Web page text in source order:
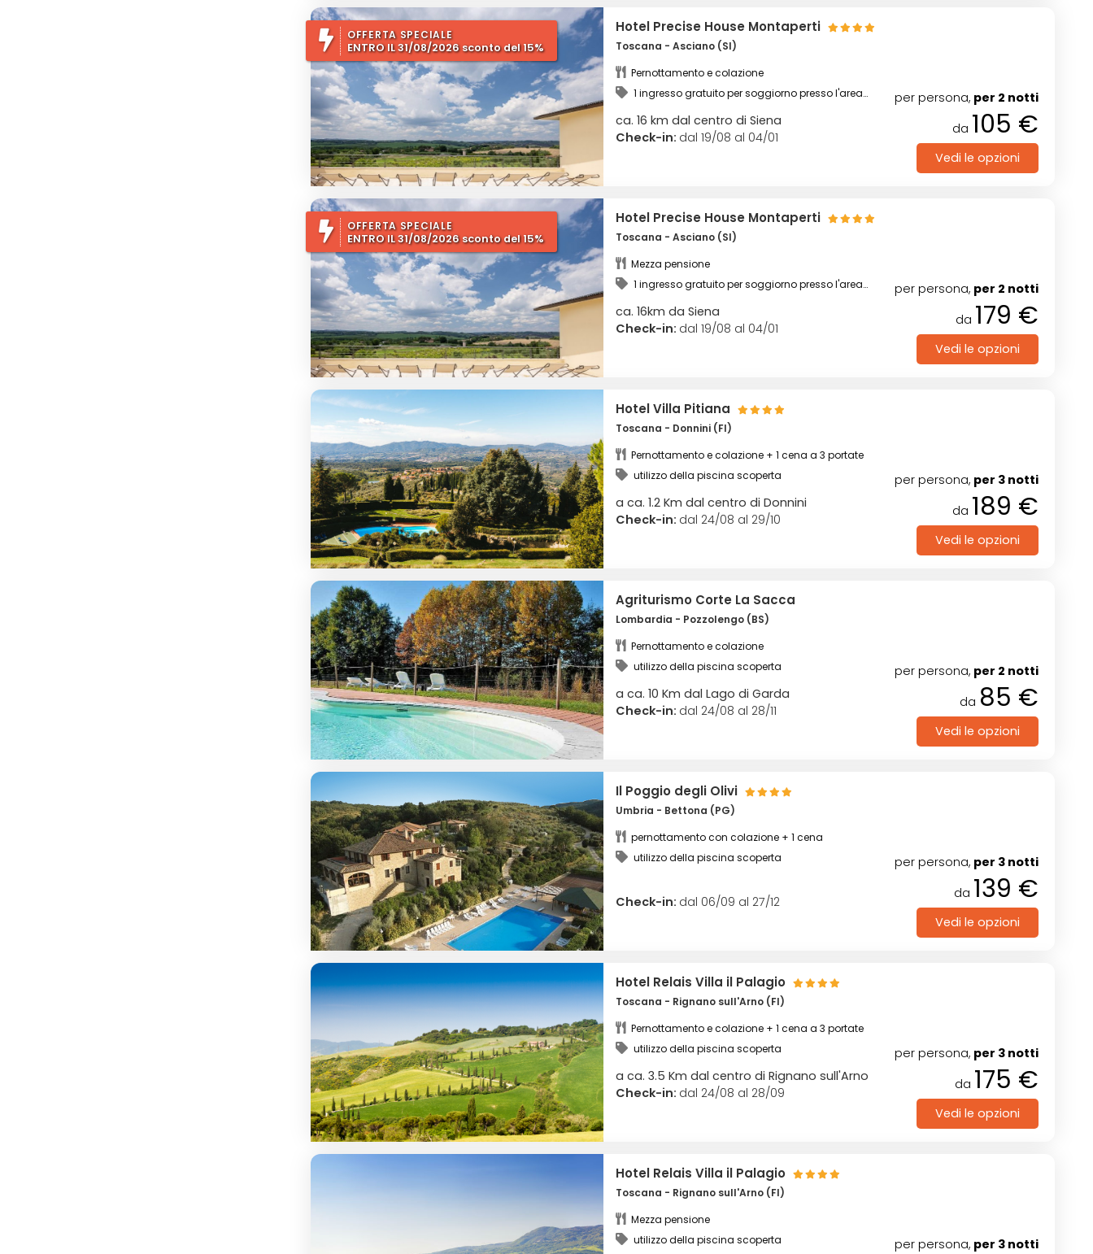
OFFERTA SPECIALE
ENTRO IL 31/08/2026 sconto del 15%
Hotel Precise House Montaperti
Toscana - Asciano (SI)
Pernottamento e colazione
1 ingresso gratuito per soggiorno presso l'area
ca. 16 km dal centro di Siena
Check-in: dal 19/08 al 04/01
per persona, per 2 notti
da 105 €
Vedi le opzioni
OFFERTA SPECIALE
ENTRO IL 31/08/2026 sconto del 15%
Hotel Precise House Montaperti
Toscana - Asciano (SI)
Mezza pensione
1 ingresso gratuito per soggiorno presso l'area
ca. 16km da Siena
Check-in: dal 19/08 al 04/01
per persona, per 2 notti
da 179 €
Vedi le opzioni
Hotel Villa Pitiana
Toscana - Donnini (FI)
Pernottamento e colazione + 1 cena a 3 portate
utilizzo della piscina scoperta
a ca. 1.2 Km dal centro di Donnini
Check-in: dal 24/08 al 29/10
per persona, per 3 notti
da 189 €
Vedi le opzioni
Agriturismo Corte La Sacca
Lombardia - Pozzolengo (BS)
Pernottamento e colazione
utilizzo della piscina scoperta
a ca. 10 Km dal Lago di Garda
Check-in: dal 24/08 al 28/11
per persona, per 2 notti
da 85 €
Vedi le opzioni
Il Poggio degli Olivi
Umbria - Bettona (PG)
pernottamento con colazione + 1 cena
utilizzo della piscina scoperta
Check-in: dal 06/09 al 27/12
per persona, per 3 notti
da 139 €
Vedi le opzioni
Hotel Relais Villa il Palagio
Toscana - Rignano sull'Arno (FI)
Pernottamento e colazione + 1 cena a 3 portate
utilizzo della piscina scoperta
a ca. 3.5 Km dal centro di Rignano sull'Arno
Check-in: dal 24/08 al 28/09
per persona, per 3 notti
da 175 €
Vedi le opzioni
Hotel Relais Villa il Palagio
Toscana - Rignano sull'Arno (FI)
Mezza pensione
utilizzo della piscina scoperta
per persona, per 3 notti